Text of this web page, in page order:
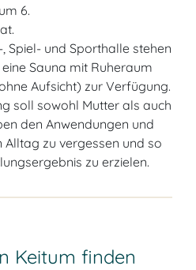
6.
Spiel- und Sporthalle stehen
Sauna mit Ruheraum
Aufsicht) zur Verfügung.
soll sowohl Mutter als auch
den Anwendungen und
zu vergessen und so
zu erzielen.
Keitum finden